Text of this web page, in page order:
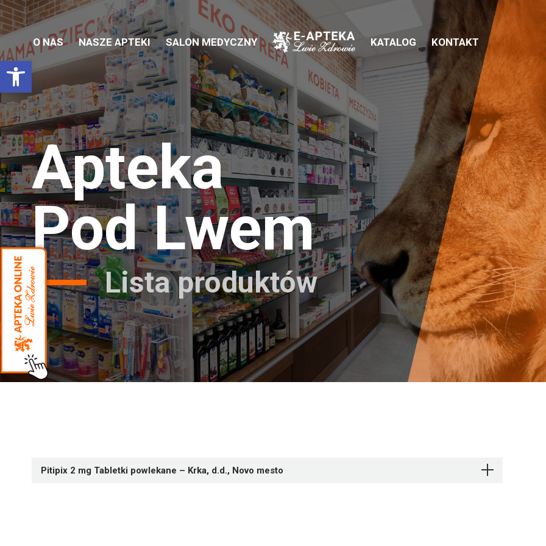
Otwórz pasek narzędzi
O NAS NASZE APTEKI SALON MEDYCZNY KATALOG KONTAKT
Apteka
Pod Lwem
Lista produktów
Pitipix 2 mg Tabletki powlekane – Krka, d.d., Novo mesto